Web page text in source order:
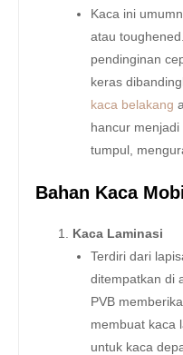
Kaca ini
atau
pendinginan
keras
kaca belakang
hancur
tumpul,
Bahan Kaca
Kaca Laminasi
Terdiri dari
ditempatkan di
PVB
membuat kaca
untuk kaca